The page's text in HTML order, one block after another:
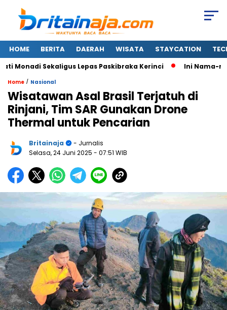
HOME BERITA DAERAH WISATA STAYCATION
Sekaligus Lepas Paskibraka Kerinci Ini Nama-nama
Home / Nasional
Wisatawan Asal Brasil Terjatuh di
Rinjani, Tim SAR Gunakan Drone
Thermal untuk Pencarian
Britainaja
- Jurnalis
Selasa, 24 Juni 2025 - 07:51 WIB